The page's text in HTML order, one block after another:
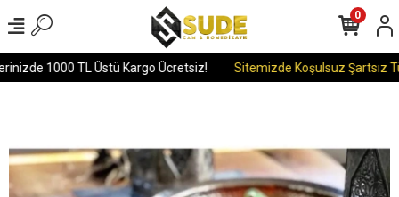
1000 TL Üstü Kargo Ücretsiz! Sitemizde Koşulsuz Şartsız
0